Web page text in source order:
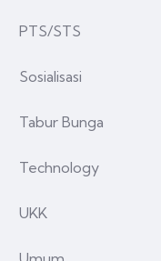
PTS/STS
Sosialisasi
Tabur Bunga
Technology
UKK